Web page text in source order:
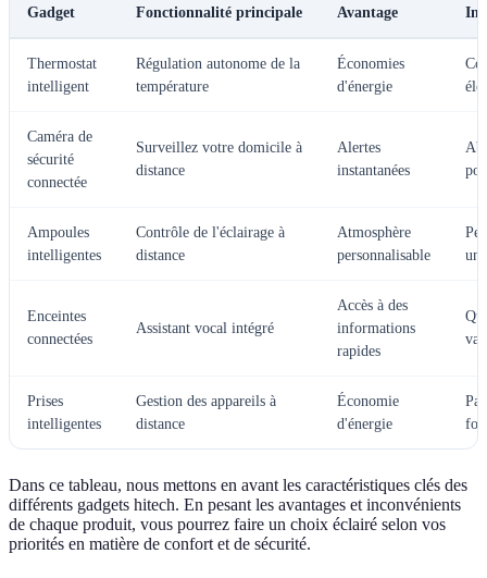
Gadget Fonctionnalité principale Avantage
Thermostat
intelligent
Régulation autonome de la
température
Économies
d'énergie
Caméra de
sécurité
connectée
Surveillez votre domicile à
distance
Alertes
instantanées
Ampoules
intelligentes
Contrôle de l'éclairage à
distance
Atmosphère
personnalisable
un
Enceintes
connectées
Assistant vocal intégré
Accès à des
informations
rapides
Prises
intelligentes
Gestion des appareils à
distance
Économie
d'énergie
Dans ce tableau, nous mettons en avant les caractéristiques clés des
différents gadgets hitech. En pesant les avantages et inconvénients
de chaque produit, vous pourrez faire un choix éclairé selon vos
priorités en matière de confort et de sécurité.